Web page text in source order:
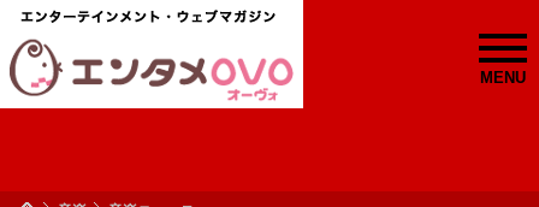
MENU